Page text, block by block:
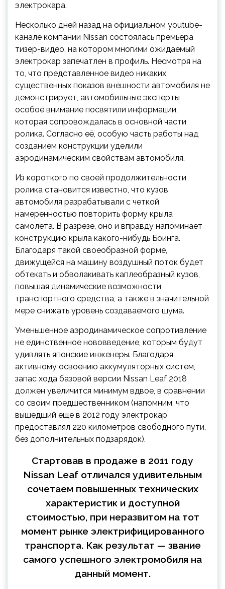
электрокара.
Несколько дней назад на официальном youtube-
канале компании Nissan состоялась премьера
тизер-видео, на котором многими ожидаемый
электрокар запечатлен в профиль. Несмотря на
то, что представленное видео никаких
существенных показов внешности автомобиля не
демонстрирует, автомобильные эксперты
особое внимание посвятили информации,
которая сопровождалась в основной части
ролика. Согласно её, особую часть работы над
созданием конструкции уделили
аэродинамическим свойствам автомобиля.
Из короткого по своей продолжительности
ролика становится известно, что кузов
автомобиля разрабатывали с четкой
намеренностью повторить форму крыла
самолета. В разрезе, оно и вправду напоминает
конструкцию крыла какого-нибудь Боинга.
Благодаря такой своеобразной форме,
движущейся на машину воздушный поток будет
обтекать и обволакивать каплеобразный кузов,
повышая динамические возможности
транспортного средства, а также в значительной
мере снижать уровень создаваемого шума.
Уменьшенное аэродинамическое сопротивление
не единственное нововведение, которым будут
удивлять японские инженеры. Благодаря
активному освоению аккумуляторных систем,
запас хода базовой версии Nissan Leaf 2018
должен увеличится минимум вдвое, в сравнении
со своим предшественником (напомним, что
вышедший еще в 2012 году электрокар
предоставлял 220 километров свободного пути,
без дополнительных подзарядок).
Стартовав в продаже в 2011 году
Nissan Leaf отличался удивительным
сочетаем повышенных технических
характеристик и доступной
стоимостью, при неразвитом на тот
момент рынке электрифицированного
транспорта. Как результат — звание
самого успешного электромобиля на
данный момент.